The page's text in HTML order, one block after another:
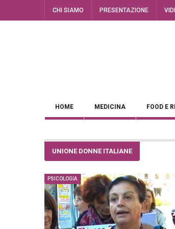
CHI SIAMO PRESENTAZIONE
HOME MEDICINA FOOD E
UNIONE DONNE ITALIANE
PSICOLOGIA